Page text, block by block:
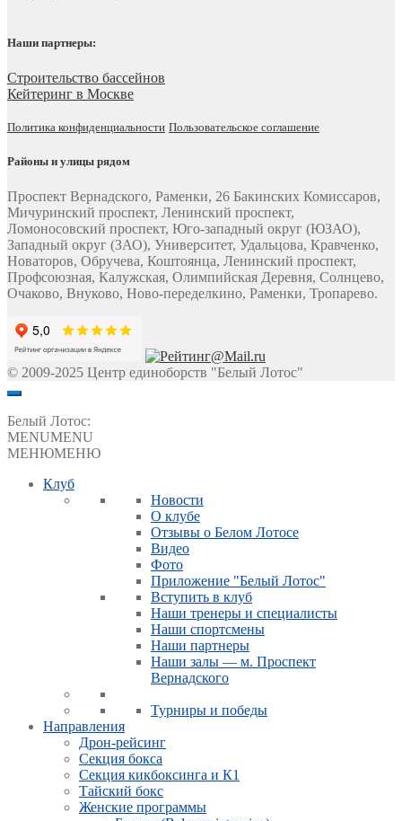
Наши партнеры:
Строительство бассейнов
Кейтеринг в Москве
Политика конфиденциальности Пользовательское соглашение
Районы и улицы рядом
Проспект Вернадского, Раменки, 26 Бакинских Комиссаров,
Мичуринский проспект, Ленинский проспект,
Ломоносовский проспект, Юго-западный округ (ЮЗАО),
Западный округ (ЗАО), Университет, Удальцова, Кравченко,
Новаторов, Обручева, Коштоянца, Ленинский проспект,
Профсоюзная, Калужская, Олимпийская Деревня, Солнцево,
Очаково, Внуково, Ново-переделкино, Раменки, Тропарево.
© 2009-2025 Центр единоборств "Белый Лотос"
Белый Лотос:
MENUMENU
МЕНЮМЕНЮ
Клуб
Новости
О клубе
Отзывы о Белом Лотосе
Видео
Фото
Приложение "Белый Лотос"
Вступить в клуб
Наши тренеры и специалисты
Наши спортсмены
Наши партнеры
Наши залы — м. Проспект
Вернадского
Турниры и победы
Направления
Дрон-рейсинг
Секция бокса
Секция кикбоксинга и К1
Тайский бокс
Женские программы